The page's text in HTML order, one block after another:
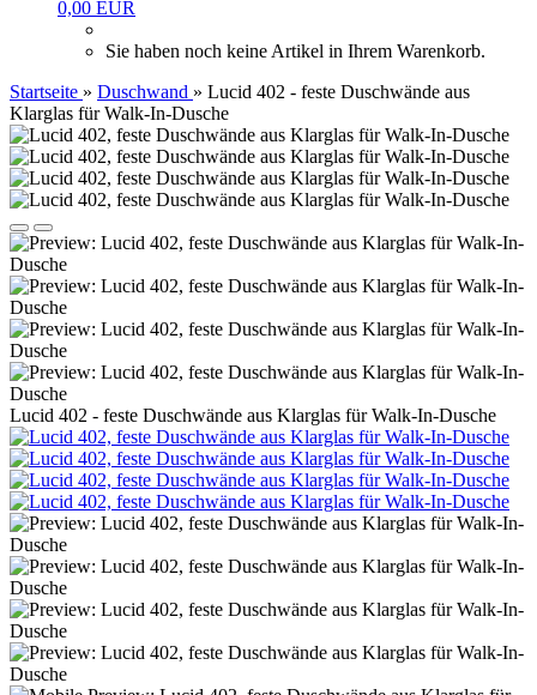
0,00 EUR
Sie haben noch keine Artikel in Ihrem Warenkorb.
Startseite » Duschwand » Lucid 402 - feste Duschwände aus
Klarglas für Walk-In-Dusche
Lucid 402 - feste Duschwände aus Klarglas für Walk-In-Dusche